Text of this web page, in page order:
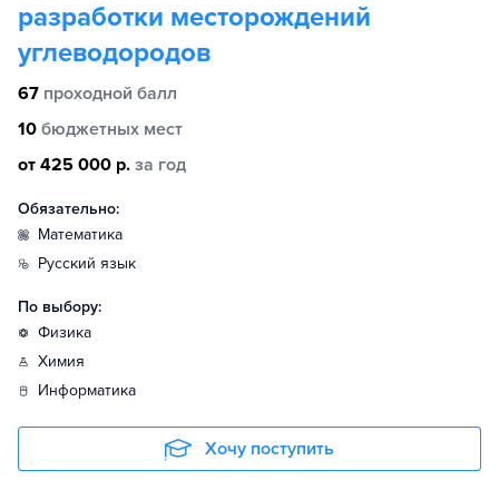
разработки месторождений
углеводородов
67 проходной балл
10 бюджетных мест
от 425 000 р. за год
Обязательно:
математика
русский язык
По выбору:
физика
химия
информатика
Хочу поступить